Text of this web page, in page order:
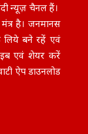
न्यूज़ चैनल हैं।
मंत्र है। जनमानस
लिये बने रहें एवं
एवं शेयर करें
ऐप डाउनलोड